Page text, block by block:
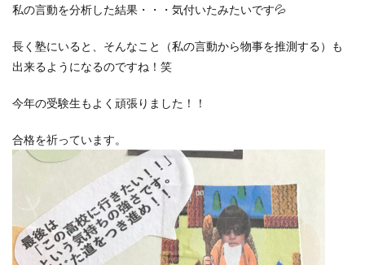
私の言動を分析した結果・・・気付いたみたいです💦
長く塾にいると、そんなこと（私の言動から物事を推測する）も
出来るようになるのですね！笑
今年の受験生もよく頑張りました！！
合格を祈っています。